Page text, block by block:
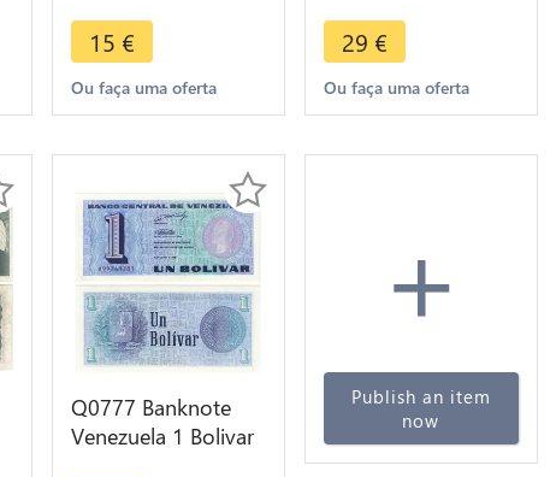
& Mariscal Sjre 1989
>Offer
15 €
Ou faça uma oferta
Bolivar 1987 A->
Make offer
29 €
Ou faça uma oferta
Q0777 Banknote
Venezuela 1 Bolivar
+
Publish an item
now